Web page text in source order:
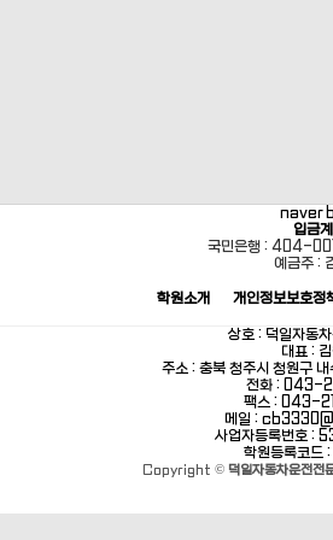
naver
입금
국민은행 : 404-
예금주 :
학원소개 개인정보보호정
상호 : 덕일자동
대표 :
주소 : 충북 청주시 청원구
전화 : 043-
팩스 : 043-
메일 :
사업자등록번호 :
학원등록코드 :
Copyright © 덕일자동차운전전